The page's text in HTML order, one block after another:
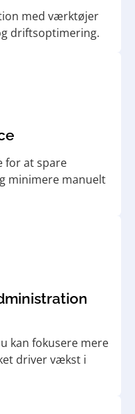
med værktøjer
driftsoptimering.
for at spare
minimere manuelt
kan fokusere mere
driver vækst i